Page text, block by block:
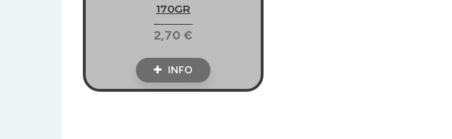
170GR
2,70 €
INFO